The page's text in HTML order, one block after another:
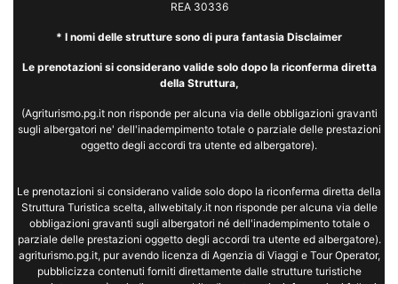
REA 30336
* I nomi delle strutture sono di pura fantasia Disclaimer
Le prenotazioni si considerano valide solo dopo la riconferma diretta
della Struttura,
(Agriturismo.pg.it non risponde per alcuna via delle obbligazioni gravanti
sugli albergatori ne' dell'inadempimento totale o parziale delle prestazioni
oggetto degli accordi tra utente ed albergatore).
Le prenotazioni si considerano valide solo dopo la riconferma diretta della
Struttura Turistica scelta, allwebitaly.it non risponde per alcuna via delle
obbligazioni gravanti sugli albergatori né dell'inadempimento totale o
parziale delle prestazioni oggetto degli accordi tra utente ed albergatore).
agriturismo.pg.it, pur avendo licenza di Agenzia di Viaggi e Tour Operator,
pubblicizza contenuti forniti direttamente dalle strutture turistiche